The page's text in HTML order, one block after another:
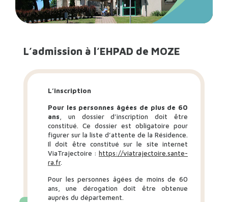
L’admission à l’EHPAD de MOZE
L’inscription
Pour les personnes âgées de plus de 60
ans , un dossier d’inscription doit être
constitué. Ce dossier est obligatoire pour
figurer sur la liste d’attente de la Résidence.
Il doit être constitué sur le site internet
ViaTrajectoire : https://viatrajectoire.sante-
ra.fr.
Pour les personnes âgées de moins de 60
ans, une dérogation doit être obtenue
auprès du département.